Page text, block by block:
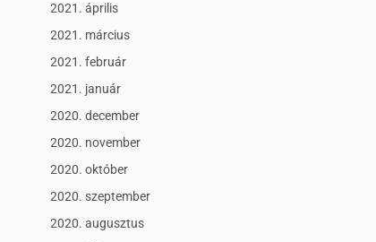
2021. április
2021. március
2021. február
2021. január
2020. december
2020. november
2020. október
2020. szeptember
2020. augusztus